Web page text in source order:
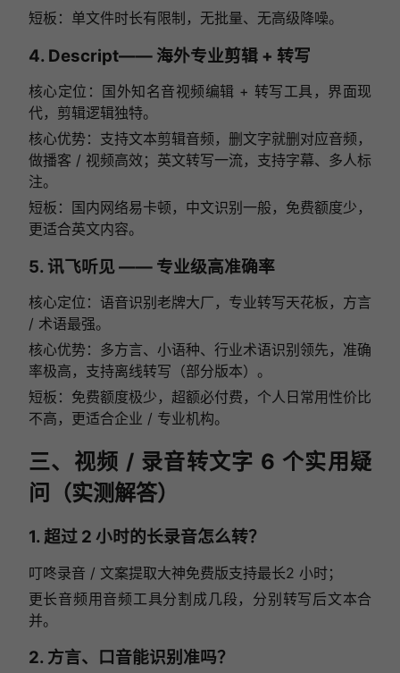
短板：单文件时长有限制，无批量、无高级降噪。
4. Descript—— 海外专业剪辑 + 转写
核心定位：国外知名音视频编辑 + 转写工具，界面现
代，剪辑逻辑独特。
核心优势：支持文本剪辑音频，删文字就删对应音频，
做播客 / 视频高效；英文转写一流，支持字幕、多人标
注。
短板：国内网络易卡顿，中文识别一般，免费额度少，
更适合英文内容。
5. 讯飞听见 —— 专业级高准确率
核心定位：语音识别老牌大厂，专业转写天花板，方言
/ 术语最强。
核心优势：多方言、小语种、行业术语识别领先，准确
率极高，支持离线转写（部分版本）。
短板：免费额度极少，超额必付费，个人日常用性价比
不高，更适合企业 / 专业机构。
三、视频 / 录音转文字 6 个实用疑
问（实测解答）
1. 超过 2 小时的长录音怎么转？
叮咚录音 / 文案提取大神免费版支持最长2 小时；
更长音频用音频工具分割成几段，分别转写后文本合
并。
2. 方言、口音能识别准吗？